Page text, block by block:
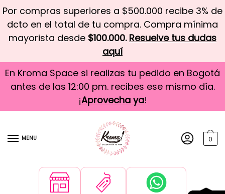
Por compras superiores a $500.000 recibe 3% de
dcto en el total de tu compra. Compra mínima
mayorista desde $100.000. Resuelve tus dudas
aquí
En Kroma Space si realizas tu pedido en Bogotá
antes de las 12:00 pm. recibes ese mismo día.
¡Aprovecha ya!
MENU 0